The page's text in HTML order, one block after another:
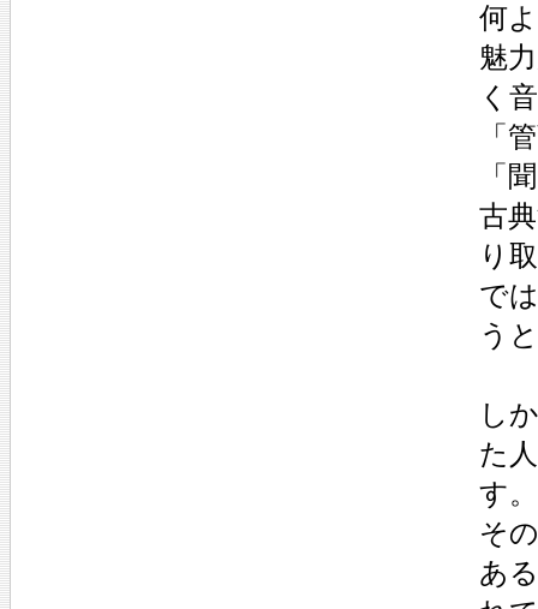
何
魅
く
「
「
古
り
で
う
し
た
す。
そ
あ